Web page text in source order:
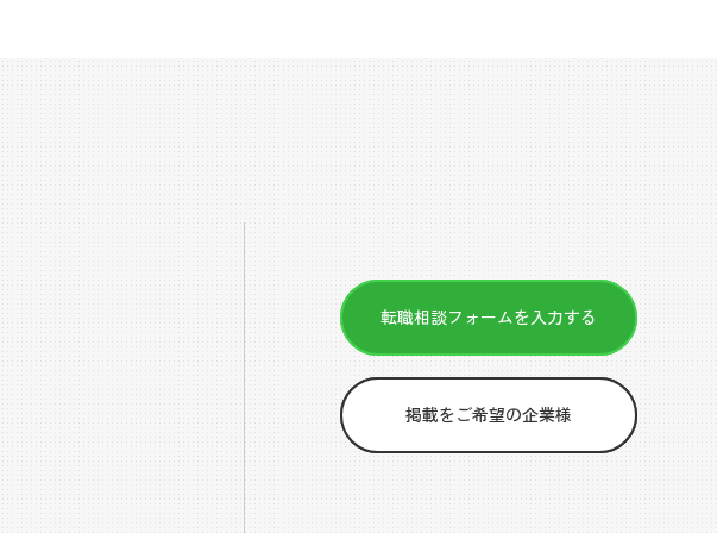
転職相談フォームを入力する
掲載をご希望の企業様